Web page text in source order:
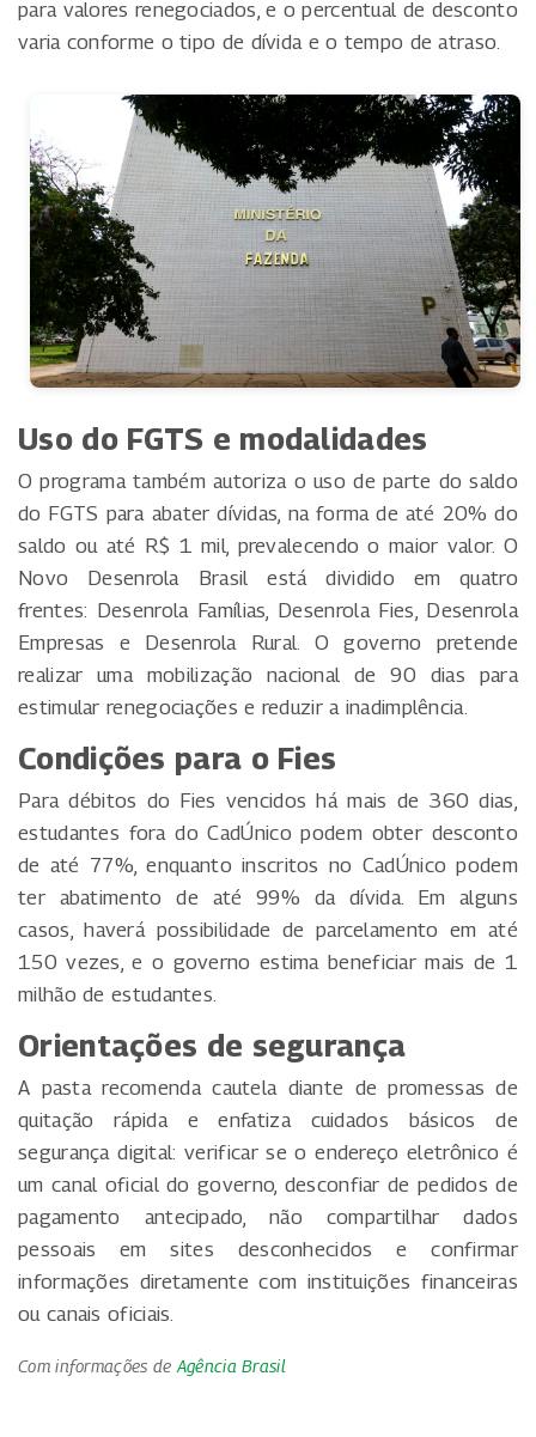
para valores renegociados, e o percentual de desconto
varia conforme o tipo de dívida e o tempo de atraso.
Uso do FGTS e modalidades
O programa também autoriza o uso de parte do saldo
do FGTS para abater dívidas, na forma de até 20% do
saldo ou até R$ 1 mil, prevalecendo o maior valor. O
Novo Desenrola Brasil está dividido em quatro
frentes: Desenrola Famílias, Desenrola Fies, Desenrola
Empresas e Desenrola Rural. O governo pretende
realizar uma mobilização nacional de 90 dias para
estimular renegociações e reduzir a inadimplência.
Condições para o Fies
Para débitos do Fies vencidos há mais de 360 dias,
estudantes fora do CadÚnico podem obter desconto
de até 77%, enquanto inscritos no CadÚnico podem
ter abatimento de até 99% da dívida. Em alguns
casos, haverá possibilidade de parcelamento em até
150 vezes, e o governo estima beneficiar mais de 1
milhão de estudantes.
Orientações de segurança
A pasta recomenda cautela diante de promessas de
quitação rápida e enfatiza cuidados básicos de
segurança digital: verificar se o endereço eletrônico é
um canal oficial do governo, desconfiar de pedidos de
pagamento antecipado, não compartilhar dados
pessoais em sites desconhecidos e confirmar
informações diretamente com instituições financeiras
ou canais oficiais.
Com informações de Agência Brasil